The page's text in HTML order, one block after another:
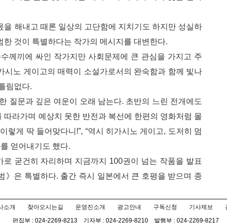
해내고 때론 일상의 고단함에 지치기도 하지만 성실하
것이 특별하다는 작가의 메시지를 대변한다.
께끼에 싸인 작가지만 사회문제에 큰 관심을 가지고 주
시노 게이고의 매력이 소설가로서의 완숙함과 함께 빛나
림없다.
질문과 깊은 여운이 오래 남는다. 초반의 느린 전개에도
라가며 예상치 못한 반전과 복선에 한편의 영화처럼 몰
렇게 딱 들어맞다니!”, “역시 히가시노 게이고, 도저히 멈
얻어내기도 했다.
굳건히 자리하며 지금까지 100권이 넘는 작품을 발표
》은 특별하다. 출간 즉시 일본에서 큰 호평을 받으며 종
소개 찾아오시는길 운영진소개 광고안내 구독신청 기사제보
편집부 : 024-2269-8213 기자부 : 024-2269-8210 발행부 : 024-2269-8217